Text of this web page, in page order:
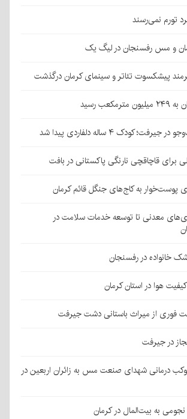
تورم نمی‌رسند
و مس رفسنجان در لیگ یک
پیشکسوت تئاتر و سینمای کرمان درگذشت
رسید
کودک ۴ ساله دلفاردی پیدا شد
به کاج‌های جنگل قائم کرمان
معدنی تا توسعه خدمات سلامت در
خانواده در رفسنجان
هوا در استان کرمان
فوری از میراث باستانی دشت جیرفت
در جیرفت
درمانی شهدای صنعت مس به زائران اربعین در
به بیت‌المال در کرمان